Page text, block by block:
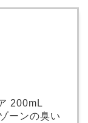
200mL
ーンの臭い